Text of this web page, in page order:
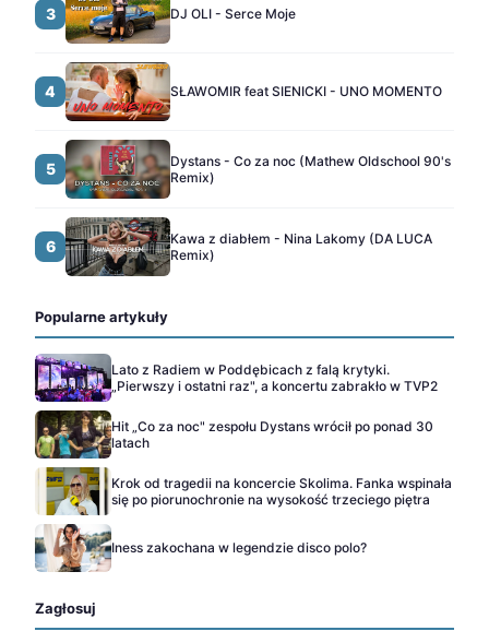
3 DJ OLI - Serce Moje
4 SŁAWOMIR feat SIENICKI - UNO MOMENTO
5
Dystans - Co za noc (Mathew Oldschool 90's
Remix)
6
Kawa z diabłem - Nina Lakomy (DA LUCA
Remix)
Popularne artykuły
Lato z Radiem w Poddębicach z falą krytyki.
„Pierwszy i ostatni raz", a koncertu zabrakło w TVP2
Hit „Co za noc" zespołu Dystans wrócił po ponad 30
latach
Krok od tragedii na koncercie Skolima. Fanka wspinała
się po piorunochronie na wysokość trzeciego piętra
Iness zakochana w legendzie disco polo?
Zagłosuj